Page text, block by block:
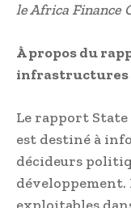
le Africa Finance
À propos du
infrastructures
Le rapport
est destiné à
décideurs